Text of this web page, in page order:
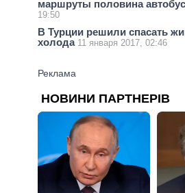
маршруты половина
19:50
В Турции решили спасать
холода 11 января 2017, 02:46